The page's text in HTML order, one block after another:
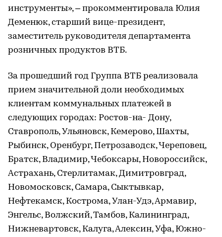
инструменты», – прокомментировала Юлия
Деменюк, старший вице-президент,
заместитель руководителя департамента
розничных продуктов ВТБ.
За прошедший год Группа ВТБ реализовала
прием значительной доли необходимых
клиентам коммунальных платежей в
следующих городах: Ростов-на- Дону,
Ставрополь, Ульяновск, Кемерово, Шахты,
Рыбинск, Оренбург, Петрозаводск, Череповец,
Братск, Владимир, Чебоксары, Новороссийск,
Астрахань, Стерлитамак, Димитровград,
Новомосковск, Самара, Сыктывкар,
Нефтекамск, Кострома, Улан-Удэ, Армавир,
Энгельс, Волжский, Тамбов, Калининград,
Нижневартовск, Калуга, Алексин, Уфа, Южно-